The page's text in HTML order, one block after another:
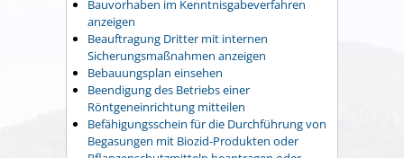
Bauvorhaben im Kenntnisgabeverfahren
anzeigen
Beauftragung Dritter mit internen
Sicherungsmaßnahmen anzeigen
Bebauungsplan einsehen
Beendigung des Betriebs einer
Röntgeneinrichtung mitteilen
Befähigungsschein für die Durchführung von
Begasungen mit Biozid-Produkten oder